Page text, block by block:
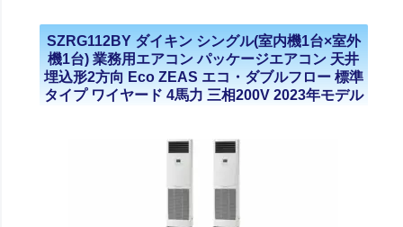
SZRG112BY ダイキン シングル(室内機1台×室外
機1台) 業務用エアコン パッケージエアコン 天井
埋込形2方向 Eco ZEAS エコ・ダブルフロー 標準
タイプ ワイヤード 4馬力 三相200V 2023年モデル